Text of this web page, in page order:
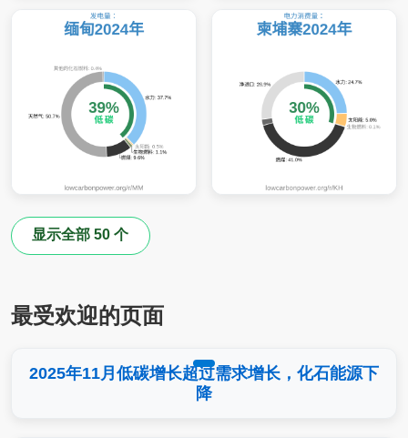
显示全部 50 个
最受欢迎的页面
2025年11月低碳增长超过需求增长，化石能源下
降